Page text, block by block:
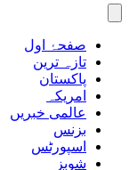
صفحۂ اول
تازہ ترین
پاکستان
امریکہ
عالمی خبریں
بزنس
اسپورٹس
شوبز